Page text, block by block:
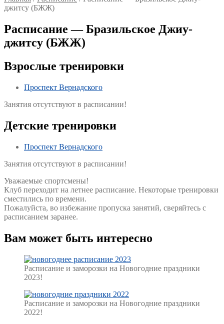
джитсу (БЖЖ)
Расписание — Бразильское Джиу-
джитсу (БЖЖ)
Взрослые тренировки
Проспект Вернадского
Занятия отсутствуют в расписании!
Детские тренировки
Проспект Вернадского
Занятия отсутствуют в расписании!
Уважаемые спортсмены!
Клуб переходит на летнее расписание. Некоторые тренировки
сместились по времени.
Пожалуйста, во избежание пропуска занятий, сверяйтесь с
расписанием заранее.
Вам может быть интересно
Gallery
image
caption:
Расписание и заморозки на Новогодние праздники
2023!
Gallery
image
Расписание и заморозки на Новогодние праздники
2022!